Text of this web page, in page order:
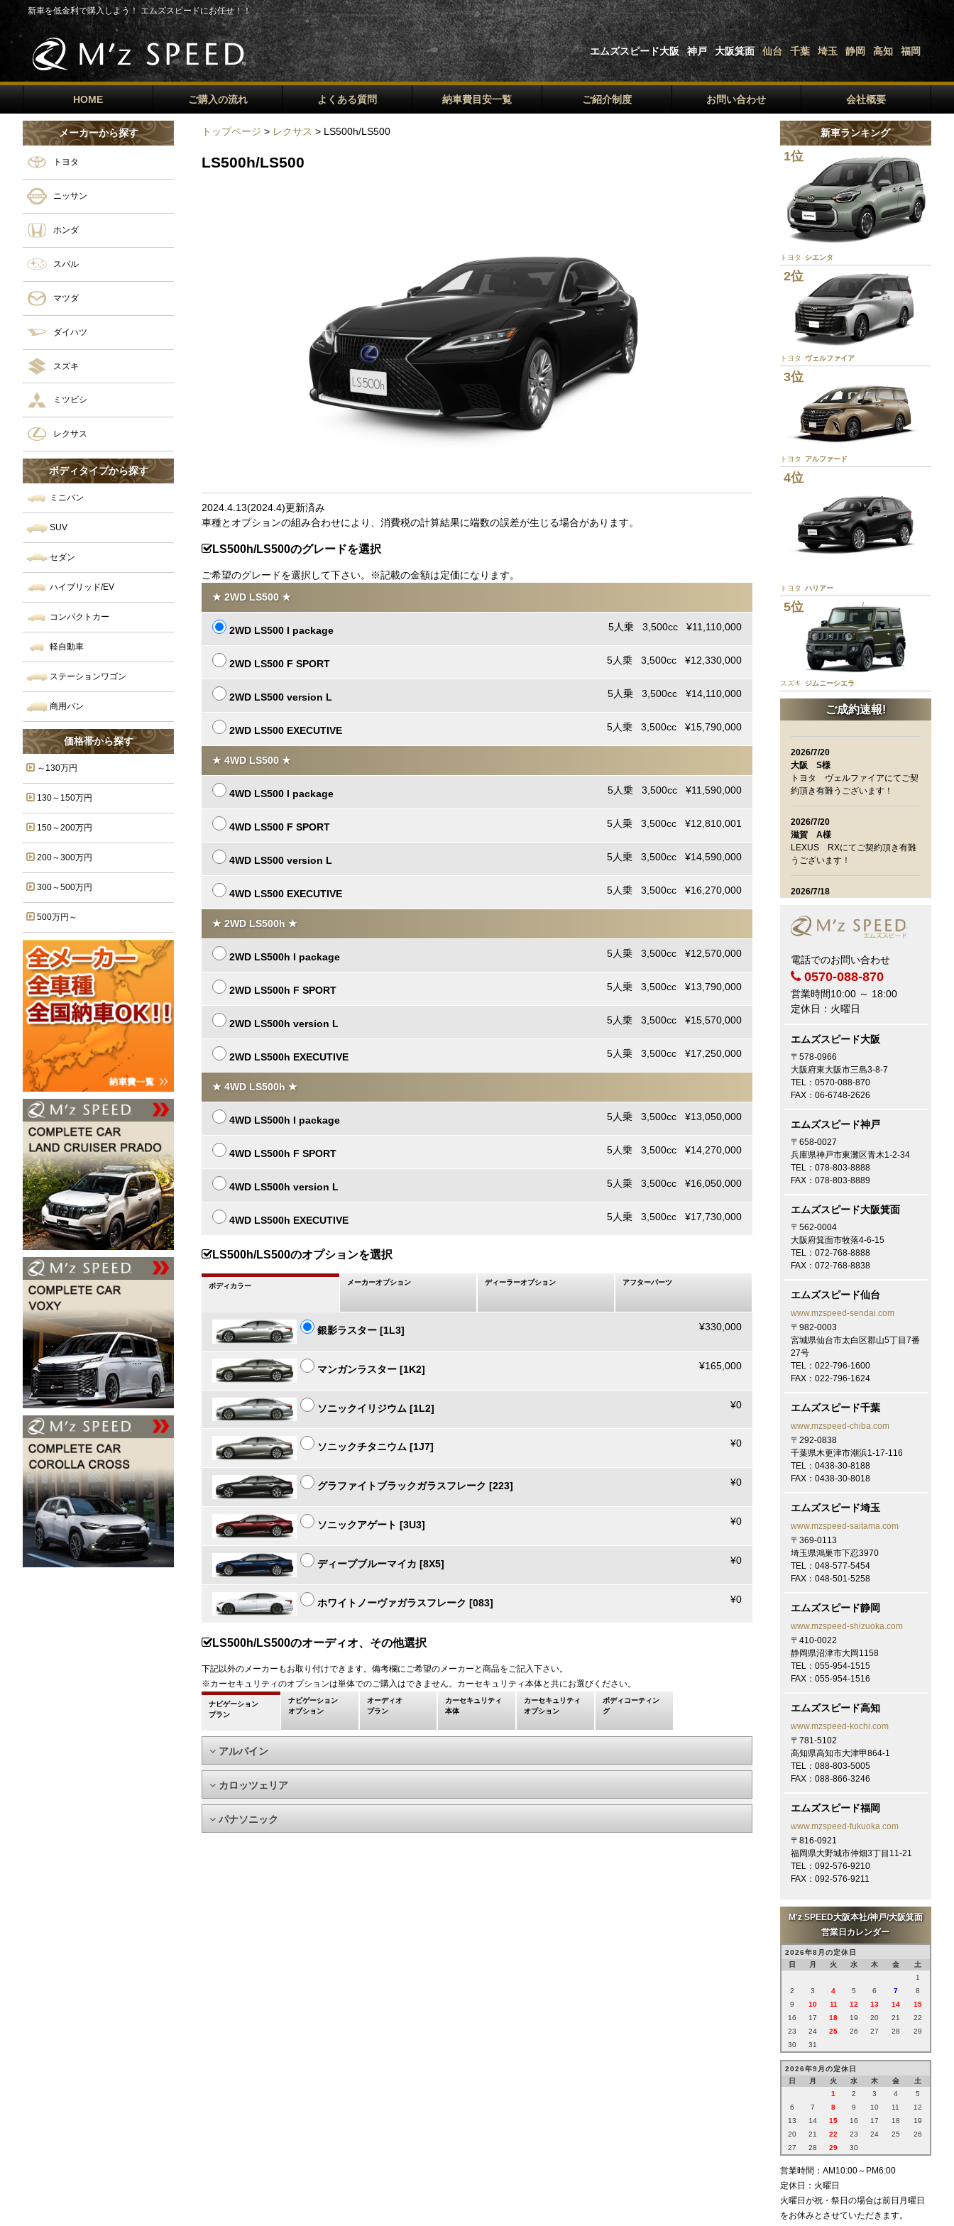
新車を低金利で購入しよう！ エムズスピードにお任せ！！
エムズスピード大阪 神戸 大阪箕面 仙台 千葉 埼玉 静岡 高知 福岡
HOME ご購入の流れ よくある質問 納車費目安一覧 ご紹介制度 お問い合わせ 会社概要
メーカーから探す
トヨタ
ニッサン
ホンダ
スバル
マツダ
ダイハツ
スズキ
ミツビシ
レクサス
ボディタイプから探す
ミニバン
SUV
セダン
ハイブリッド/EV
コンパクトカー
軽自動車
ステーションワゴン
商用バン
価格帯から探す
～130万円
130～150万円
150～200万円
200～300万円
300～500万円
500万円～
トップページ > レクサス > LS500h/LS500
LS500h/LS500
2024.4.13(2024.4)更新済み
車種とオプションの組み合わせにより、消費税の計算結果に端数の誤差が生じる場合があります。
LS500h/LS500のグレードを選択
ご希望のグレードを選択して下さい。※記載の金額は定価になります。
★ 2WD LS500 ★
2WD LS500 I package 5人乗 3,500cc ¥11,110,000
2WD LS500 F SPORT 5人乗 3,500cc ¥12,330,000
2WD LS500 version L 5人乗 3,500cc ¥14,110,000
2WD LS500 EXECUTIVE 5人乗 3,500cc ¥15,790,000
★ 4WD LS500 ★
4WD LS500 I package 5人乗 3,500cc ¥11,590,000
4WD LS500 F SPORT 5人乗 3,500cc ¥12,810,001
4WD LS500 version L 5人乗 3,500cc ¥14,590,000
4WD LS500 EXECUTIVE 5人乗 3,500cc ¥16,270,000
★ 2WD LS500h ★
2WD LS500h I package 5人乗 3,500cc ¥12,570,000
2WD LS500h F SPORT 5人乗 3,500cc ¥13,790,000
2WD LS500h version L 5人乗 3,500cc ¥15,570,000
2WD LS500h EXECUTIVE 5人乗 3,500cc ¥17,250,000
★ 4WD LS500h ★
4WD LS500h I package 5人乗 3,500cc ¥13,050,000
4WD LS500h F SPORT 5人乗 3,500cc ¥14,270,000
4WD LS500h version L 5人乗 3,500cc ¥16,050,000
4WD LS500h EXECUTIVE 5人乗 3,500cc ¥17,730,000
LS500h/LS500のオプションを選択
ボディカラー メーカーオプション ディーラーオプション アフターパーツ
銀影ラスター [1L3] ¥330,000
マンガンラスター [1K2] ¥165,000
ソニックイリジウム [1L2] ¥0
ソニックチタニウム [1J7] ¥0
グラファイトブラックガラスフレーク [223] ¥0
ソニックアゲート [3U3] ¥0
ディープブルーマイカ [8X5] ¥0
ホワイトノーヴァガラスフレーク [083] ¥0
LS500h/LS500のオーディオ、その他選択
下記以外のメーカーもお取り付けできます。備考欄にご希望のメーカーと商品をご記入下さい。
※カーセキュリティのオプションは単体でのご購入はできません。カーセキュリティ本体と共にお選びください。
ナビゲーション
プラン
ナビゲーション
オプション
オーディオ
プラン
カーセキュリティ
本体
カーセキュリティ
オプション
ボディコーティン
グ
アルパイン
カロッツェリア
パナソニック
新車ランキング
1位
トヨタ シエンタ
2位
トヨタ ヴェルファイア
3位
トヨタ アルファード
4位
トヨタ ハリアー
5位
スズキ ジムニーシエラ
ご成約速報!
2026/7/20
大阪 S様
トヨタ ヴェルファイアにてご契
約頂き有難うございます！
2026/7/20
滋賀 A様
LEXUS RXにてご契約頂き有難
うございます！
2026/7/18
トヨタ VOXYにてご契約頂き有
難うございます！
2026/7/18
大阪 U様
頂き有難うございます！
奈良 O様
トヨタ クラウンスポーツにてご
契約頂き有難うございます！
2026/7/15
トヨタ VOXYにてご契約頂き有
難うございます！
2026/7/15
大阪 K様
約頂き有難うございます！
2026/7/13
和歌山 N様
トヨタ シエンタにてご契約頂き
トヨタ プリウスにてご契約頂き
有難うございます！
2026/7/6
トヨタ RAV4にてご契約頂き有
2026/7/5
大阪 A様
LEXUS RXにてご契約頂き有難
奈良 K様
トヨタ ヴェルファイアにてご契
約頂き有難うございます！
トヨタ VOXYにてご契約頂き有
難うございます！
2026/6/25
奈良 K様
トヨタ ハリアーにてご契約頂き
2026/6/24
福岡 Y様
トヨタ ハリアーにてご契約頂き
有難うございます！
大阪 K様
トヨタ RAV4にてご契約頂き有
難うございます！
2026/6/19
大阪 法人E御中
2026/6/17
大阪 S様
トヨタ ハリアーにてご契約頂き
有難うございます！
2026/6/17
兵庫 K様
トヨタ アルファードにてご契約
頂き有難うございます！
2026/6/17
兵庫 N様
スズキ ジムニーシエラにてご契
約頂き有難うございます！
2026/6/16
大阪法人 G御中
LEXUS NXにてご契約頂き有難
うございます！
2026/6/14
電話でのお問い合わせ
0570-088-870
営業時間10:00 ～ 18:00
定休日：火曜日
エムズスピード大阪
〒578-0966
大阪府東大阪市三島3-8-7
TEL：0570-088-870
FAX：06-6748-2626
エムズスピード神戸
〒658-0027
兵庫県神戸市東灘区青木1-2-34
TEL：078-803-8888
FAX：078-803-8889
エムズスピード大阪箕面
〒562-0004
大阪府箕面市牧落4-6-15
TEL：072-768-8888
FAX：072-768-8838
エムズスピード仙台
www.mzspeed-sendai.com
〒982-0003
宮城県仙台市太白区郡山5丁目7番
27号
TEL：022-796-1600
FAX：022-796-1624
エムズスピード千葉
www.mzspeed-chiba.com
〒292-0838
千葉県木更津市潮浜1-17-116
TEL：0438-30-8188
FAX：0438-30-8018
エムズスピード埼玉
www.mzspeed-saitama.com
〒369-0113
埼玉県鴻巣市下忍3970
TEL：048-577-5454
FAX：048-501-5258
エムズスピード静岡
www.mzspeed-shizuoka.com
〒410-0022
静岡県沼津市大岡1158
TEL：055-954-1515
FAX：055-954-1516
エムズスピード高知
www.mzspeed-kochi.com
〒781-5102
高知県高知市大津甲864-1
TEL：088-803-5005
FAX：088-866-3246
エムズスピード福岡
www.mzspeed-fukuoka.com
〒816-0921
福岡県大野城市仲畑3丁目11-21
TEL：092-576-9210
FAX：092-576-9211
M'z SPEED大阪本社/神戸/大阪箕面
営業日カレンダー
2026年8月の定休日
日
月 火 水 木 金
土
1
2
3 4 5 6 7
8
9
10 11 12 13 14
15
16
17 18 19 20 21
22
23
24 25 26 27 28
29
30
31
2026年9月の定休日
日
月 火 水 木 金
土
1
2 3 4
5
6
7 8 9 10 11
12
13
14 15 16 17 18
19
20
21 22 23 24 25
26
27
28 29 30
営業時間：AM10:00～PM6:00
定休日：火曜日
火曜日が祝・祭日の場合は前日月曜日
をお休みとさせていただきます。